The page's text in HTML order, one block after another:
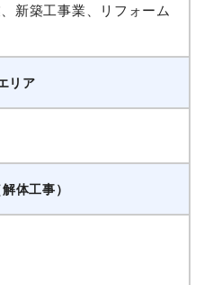
新築工事業、リフォーム
リア
体工事）